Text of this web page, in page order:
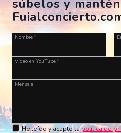
Bizarrap – SHAKIRA BZRP
ES, A Coruña, Morriña Festival
28/07/2023
CPita Music
súbelos y
Nombre*
Vídeo en YouTube*
Mensaje
He leído y acepto lapolítica de